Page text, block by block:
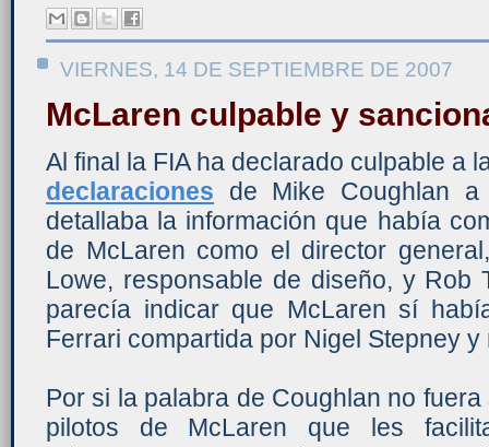
VIERNES, 14 DE SEPTIEMBRE DE 2007
McLaren culpable y
Al final la FIA ha declarado culpable a
declaraciones de Mike Coughlan
detallaba la información que había
de McLaren como el director
Lowe, responsable de diseño, y Rob
parecía indicar que McLaren sí
Ferrari compartida por Nigel Stepney
Por si la palabra de Coughlan no
pilotos de McLaren que les